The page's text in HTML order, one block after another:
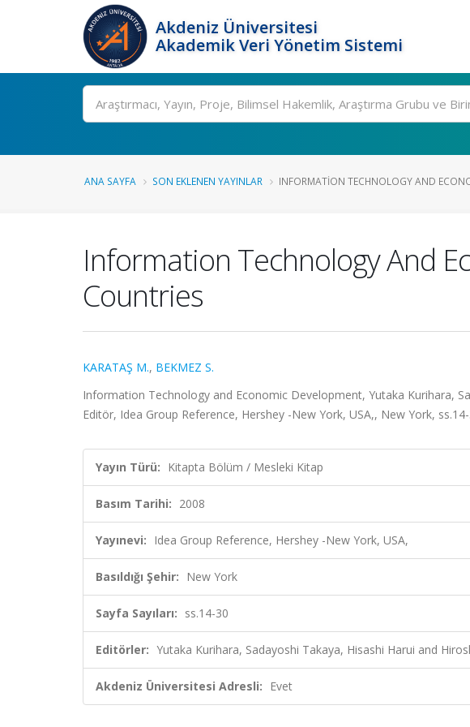
Akdeniz Üniversitesi
Akademik Veri Yönetim Sistemi
Ara
ANA SAYFA SON EKLENEN YAYINLAR INFORMATION TECHNOLOGY AND
Information Technology And
Countries
KARATAŞ M., BEKMEZ S.
Information Technology and Economic Development, Yutaka Kurihara,
Editör, Idea Group Reference, Hershey -New York, USA,, New York,
Yayın Türü: Kitapta Bölüm / Mesleki Kitap
Basım Tarihi: 2008
Yayınevi: Idea Group Reference, Hershey -New York, USA,
Basıldığı Şehir: New York
Sayfa Sayıları: ss.14-30
Editörler: Yutaka Kurihara, Sadayoshi Takaya, Hisashi Harui and
Akdeniz Üniversitesi Adresli: Evet